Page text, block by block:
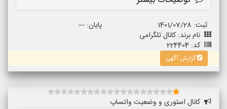
ثبت: 1401/07/28
پایان: ---
نام برند: کانال تلگرامی
کد: 224404
گزارش آگهی
کانال استوری و وضعیت واتساپ